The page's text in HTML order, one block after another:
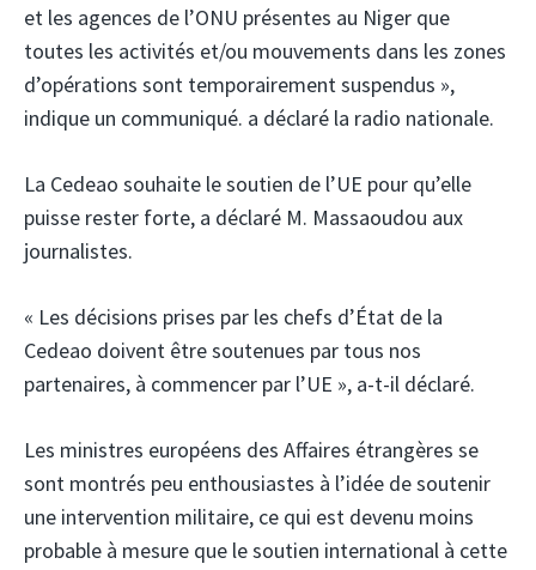
et les agences de l’ONU présentes au Niger que
toutes les activités et/ou mouvements dans les zones
d’opérations sont temporairement suspendus »,
indique un communiqué. a déclaré la radio nationale.
La Cedeao souhaite le soutien de l’UE pour qu’elle
puisse rester forte, a déclaré M. Massaoudou aux
journalistes.
« Les décisions prises par les chefs d’État de la
Cedeao doivent être soutenues par tous nos
partenaires, à commencer par l’UE », a-t-il déclaré.
Les ministres européens des Affaires étrangères se
sont montrés peu enthousiastes à l’idée de soutenir
une intervention militaire, ce qui est devenu moins
probable à mesure que le soutien international à cette